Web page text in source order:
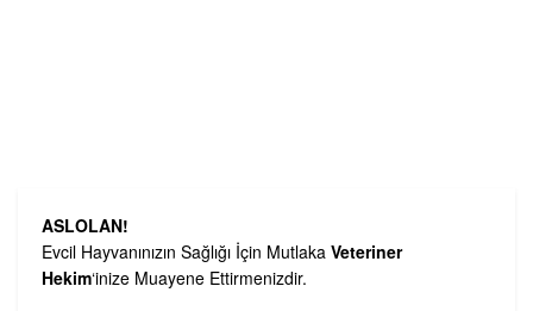
ASLOLAN!
Evcil Hayvanınızın Sağlığı İçin Mutlaka Veteriner
Hekim‘inize Muayene Ettirmenizdir.